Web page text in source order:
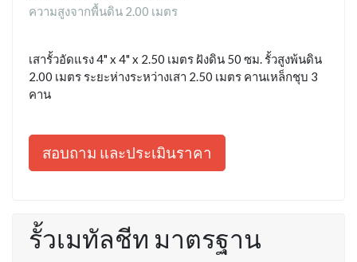
ความสูงจากพื้นดิน 2.00 เมตร
เสารั้วอัดแรง 4" x 4" x 2.50 เมตร ฝังดิน 50 ซม. รั้วสูงพ้นดิน
2.00 เมตร ระยะห่างระหว่างเสา 2.50 เมตร คานเหล็กชุบ 3
คาน
สอบถาม และประเมินราคา
รั้วเมทัลชีท มาตรฐาน